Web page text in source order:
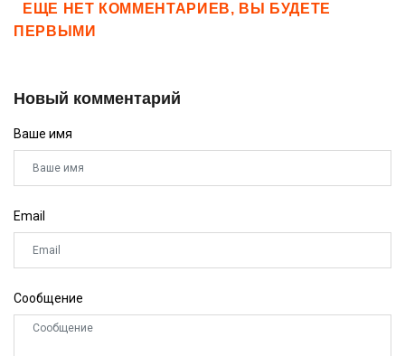
ЕЩЕ НЕТ КОММЕНТАРИЕВ, ВЫ БУДЕТЕ
ПЕРВЫМИ
Новый комментарий
Ваше имя
Email
Сообщение